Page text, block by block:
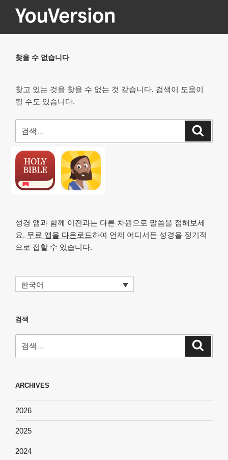
YOUVERSION
찾을 수 없습니다
찾고 있는 것을 찾을 수 없는 것 같습니다. 검색이 도움이
될 수도 있습니다.
색:
성경 앱과 함께 이전과는 다른 차원으로 말씀을 접해보세
요. 무료 앱을 다운로드하여 언제 어디서든 성경을 정기적
으로 접할 수 있습니다.
한국어
검색
색:
ARCHIVES
2026
2025
2024